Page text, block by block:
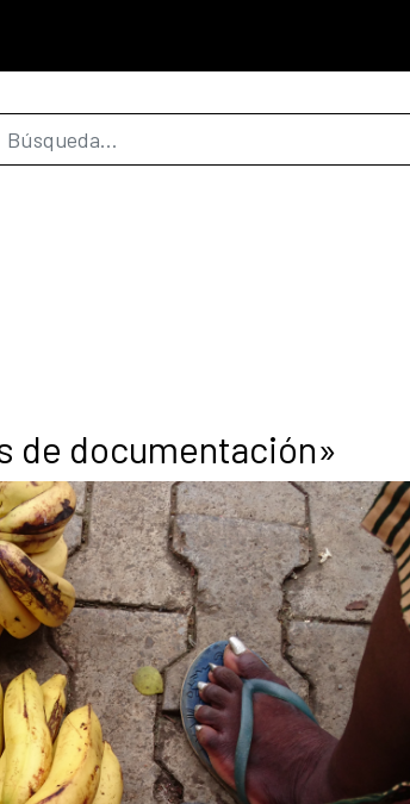
de búsqueda
de documentación»